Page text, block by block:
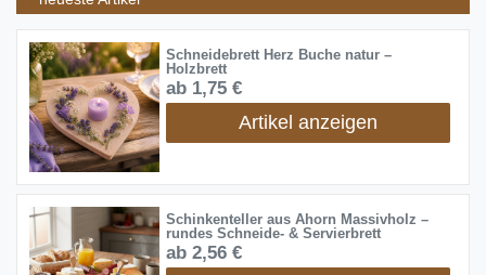
Schneidebrett Herz Buche natur –
Holzbrett
ab 1,75 €
Artikel anzeigen
Schinkenteller aus Ahorn Massivholz –
rundes Schneide- & Servierbrett
ab 2,56 €